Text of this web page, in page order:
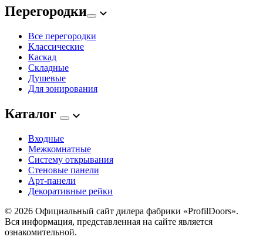
Перегородки
Все перегородки
Классические
Каскад
Складные
Душевые
Для зонирования
Каталог
Входные
Межкомнатные
Систему открывания
Стеновые панели
Арт-панели
Декоративные рейки
© 2026 Официальный сайт дилера фабрики «ProfilDoors».
Вся информация, представленная на сайте является
ознакомительной.